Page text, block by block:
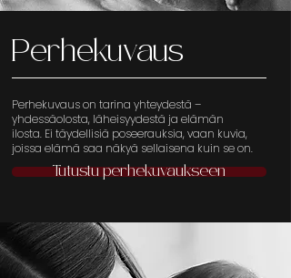
Perhekuvaus
Perhekuvaus on tarina yhteydestä –
yhdessäolosta, läheisyydestä ja elämän
ilosta. Ei täydellisiä poseerauksia, vaan kuvia,
joissa elämä saa näkyä sellaisena kuin se on.
Tutustu perhekuvaukseen